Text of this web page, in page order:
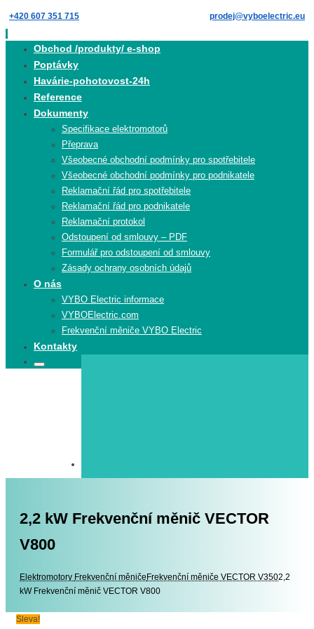
Skip
to
content
+420 607 351 715 prodej@vyboelectric.eu
Obchod /produkty/ e-shop
Poptávky
Havárie-pohotovost-24h
Reference
Dokumenty
Specifikace elektromotorů
Přeprava
Všeobecné obchodní podmínky pro spotřebitele
Všeobecné obchodní podmínky pro podnikatele
Reklamační řád pro spotřebitele
Reklamační řád pro podnikatele
Reklamační protokol
Odstoupení od smlouvy – PDF
Formulář pro odstoupení od smlouvy
Zásady ochrany osobních údajů
O nás
VYBO Electric informace
VYBOElectric.com
Frekvenční měniče VYBO Electric
Kontakty
Search
Search
2,2 kW Frekvenční měnič VECTOR
V800
Elektromotory Elektromotory
Frekvenční měniče Frekvenční měniče VECTOR V3502,2
kW Frekvenční měnič VECTOR V800
Sleva!